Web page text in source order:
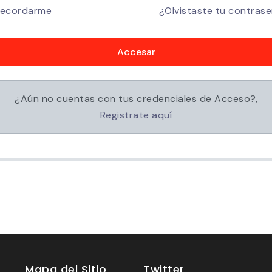
¿Olvistaste tu
Accesar
¿Aún no cuentas con tus credenciales de Acceso?,
Registrate aquí